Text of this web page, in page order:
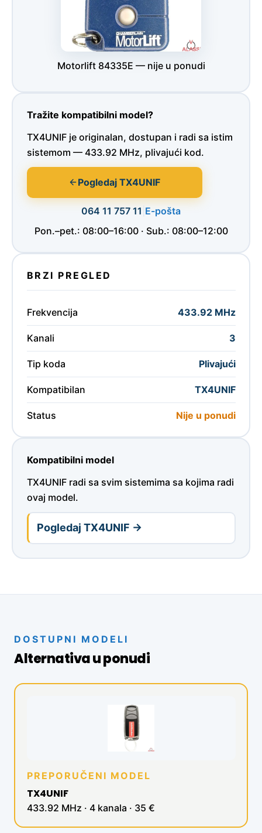
Motorlift 84335E — nije u ponudi
Tražite kompatibilni model?
TX4UNIF je originalan, dostupan i radi sa istim
sistemom — 433.92 MHz, plivajući kod.
Pogledaj TX4UNIF
064 11 757 11 E-pošta
Pon.–pet.: 08:00–16:00 · Sub.: 08:00–12:00
BRZI PREGLED
Frekvencija 433.92 MHz
Kanali 3
Tip koda Plivajući
Kompatibilan TX4UNIF
Status Nije u ponudi
Kompatibilni model
TX4UNIF radi sa svim sistemima sa kojima radi
ovaj model.
Pogledaj TX4UNIF →
DOSTUPNI MODELI
Alternativa u ponudi
PREPORUČENI MODEL
TX4UNIF
433.92 MHz · 4 kanala · 35 €